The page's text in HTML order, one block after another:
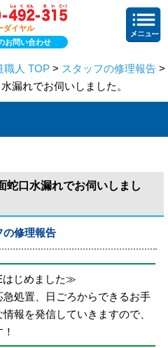
ダイヤル
お問い合わせ
職人 TOP > スタッフの修理報告 >
漏れでお伺いしました。
蛇口水漏れでお伺いしまし
の修理報告
はじめました≫
処置、日ごろからできるお手
報を発信していきますので、